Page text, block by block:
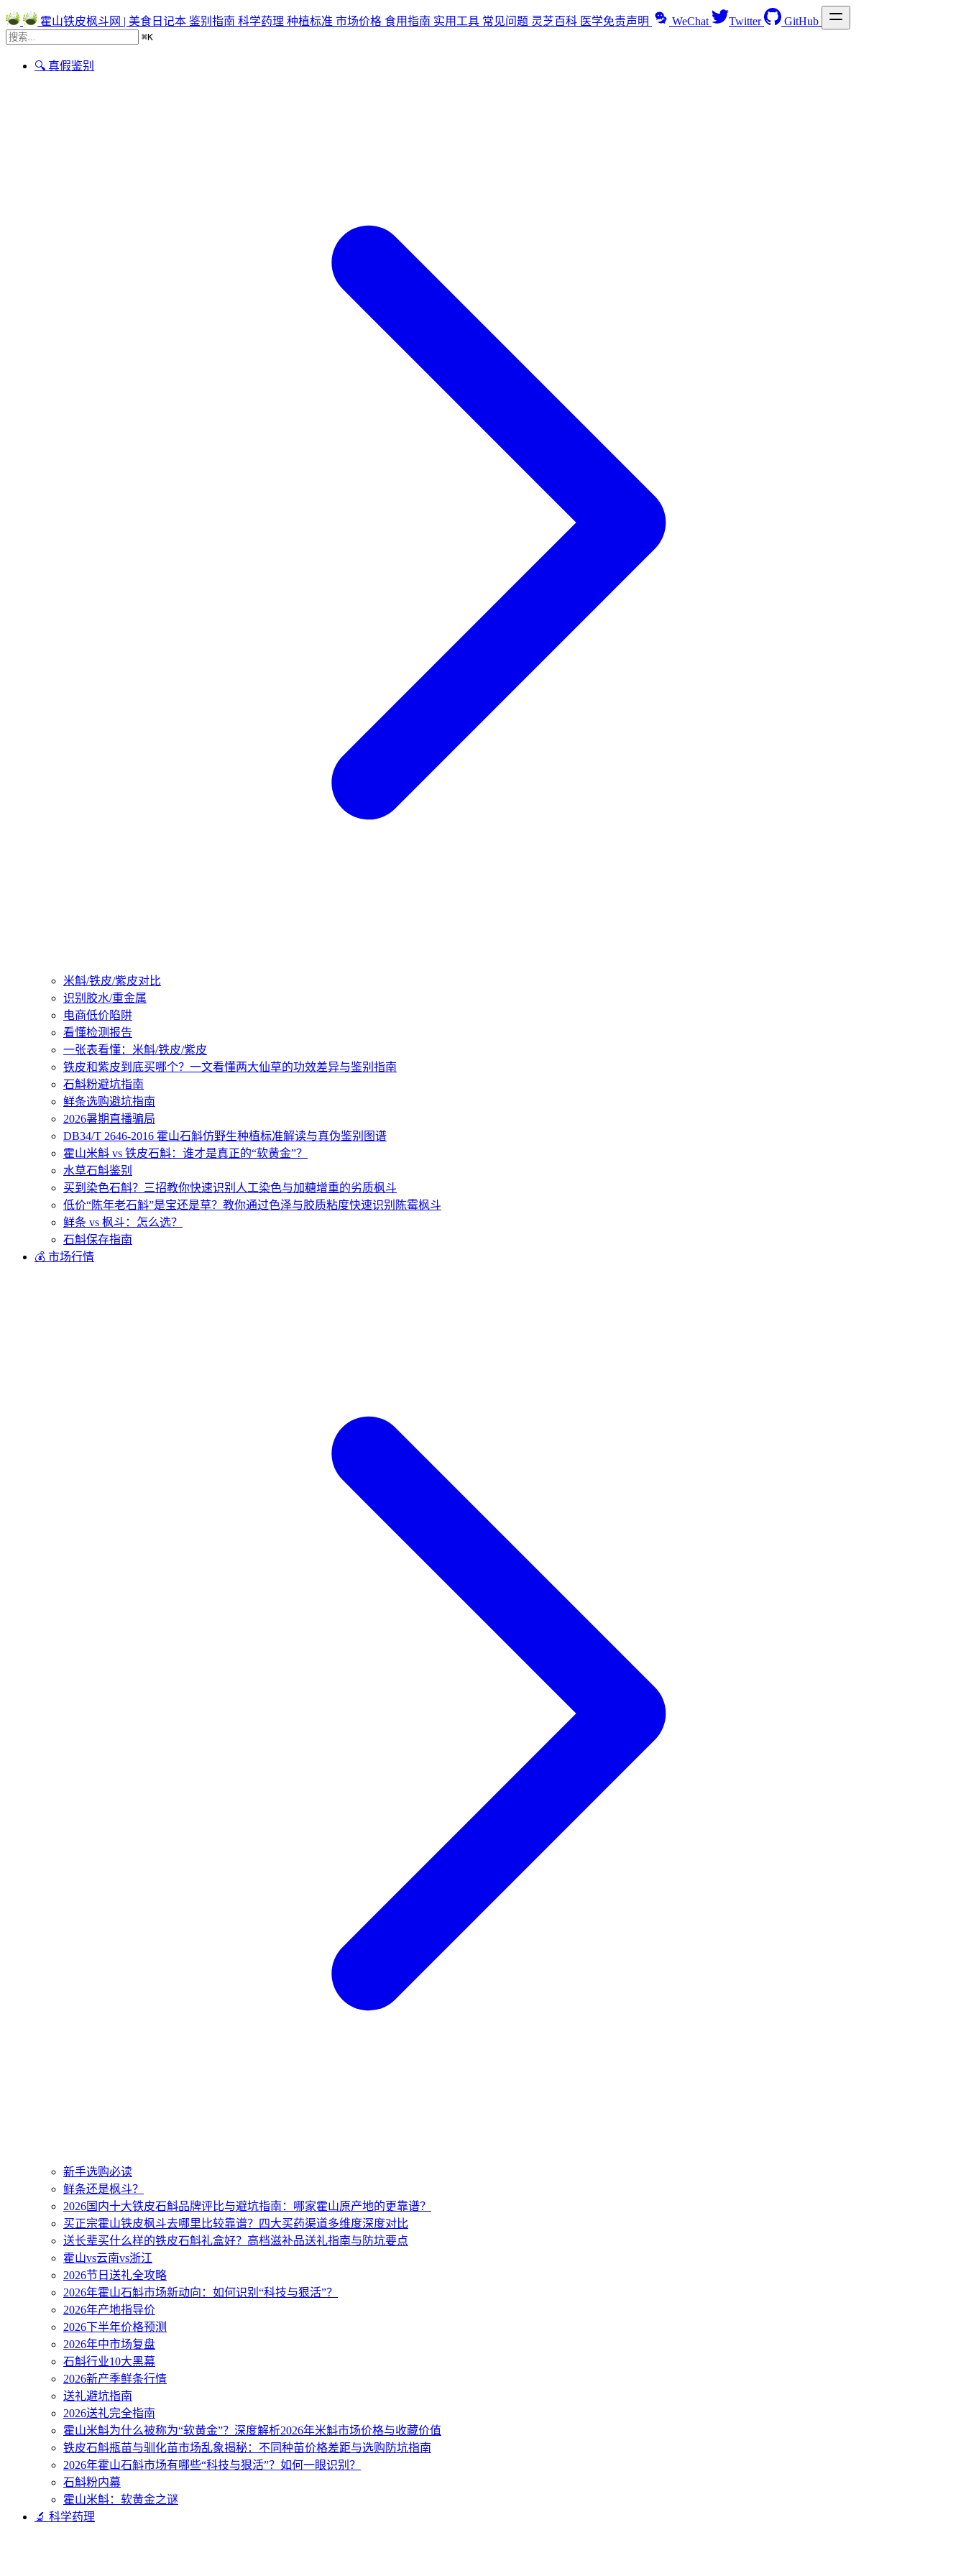
霍山铁皮枫斗网 | 美食日记本 鉴别指南 科学药理 种植标准 市场价格 食用指南 实用工具 常见问题 灵芝百科 医学免责声明 WeChat Twitter GitHub
⌘K
🔍 真假鉴别
米斛/铁皮/紫皮对比
识别胶水/重金属
电商低价陷阱
看懂检测报告
一张表看懂：米斛/铁皮/紫皮
铁皮和紫皮到底买哪个？一文看懂两大仙草的功效差异与鉴别指南
石斛粉避坑指南
鲜条选购避坑指南
2026暑期直播骗局
DB34/T 2646-2016 霍山石斛仿野生种植标准解读与真伪鉴别图谱
霍山米斛 vs 铁皮石斛：谁才是真正的“软黄金”？
水草石斛鉴别
买到染色石斛？三招教你快速识别人工染色与加糖增重的劣质枫斗
低价“陈年老石斛”是宝还是草？教你通过色泽与胶质粘度快速识别陈霉枫斗
鲜条 vs 枫斗：怎么选？
石斛保存指南
💰 市场行情
新手选购必读
鲜条还是枫斗？
2026国内十大铁皮石斛品牌评比与避坑指南：哪家霍山原产地的更靠谱？
买正宗霍山铁皮枫斗去哪里比较靠谱？四大买药渠道多维度深度对比
送长辈买什么样的铁皮石斛礼盒好？高档滋补品送礼指南与防坑要点
霍山vs云南vs浙江
2026节日送礼全攻略
2026年霍山石斛市场新动向：如何识别“科技与狠活”？
2026年产地指导价
2026下半年价格预测
2026年中市场复盘
石斛行业10大黑幕
2026新产季鲜条行情
送礼避坑指南
2026送礼完全指南
霍山米斛为什么被称为“软黄金”？深度解析2026年米斛市场价格与收藏价值
铁皮石斛瓶苗与驯化苗市场乱象揭秘：不同种苗价格差距与选购防坑指南
2026年霍山石斛市场有哪些“科技与狠活”？如何一眼识别？
石斛粉内幕
霍山米斛：软黄金之谜
🔬 科学药理